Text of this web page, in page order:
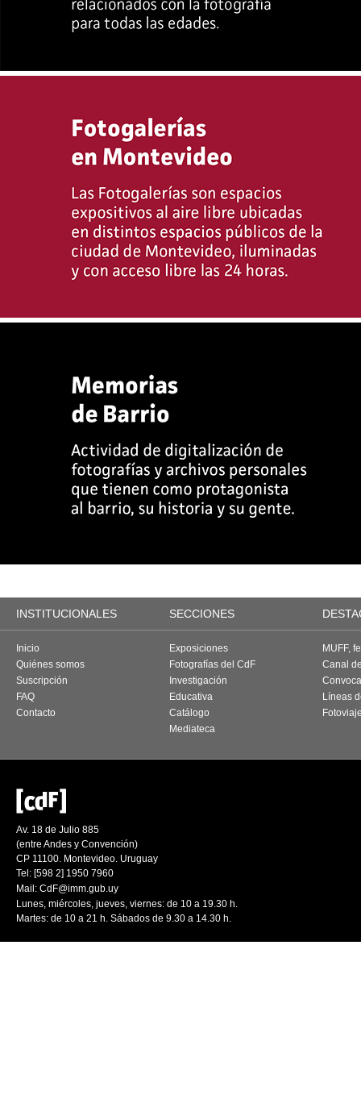
INSTITUCIONALES SECCIONES
Inicio
Quiénes somos
Suscripción
FAQ
Contacto
Exposiciones
Fotografías del CdF
Investigación
Educativa
Catálogo
Mediateca
MUFF,
Canal
Líneas
Av. 18 de Julio 885
(entre Andes y Convención)
CP 11100. Montevideo. Uruguay
Tel: [598 2] 1950 7960
Mail: CdF@imm.gub.uy
Lunes, miércoles, jueves, viernes: de 10 a 19.30 h.
Martes: de 10 a 21 h. Sábados de 9.30 a 14.30 h.